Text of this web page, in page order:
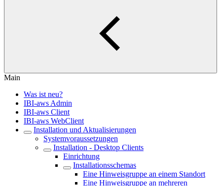
Main
Was ist neu?
IBI-aws Admin
IBI-aws Client
IBI-aws WebClient
Installation und Aktualisierungen
Systemvoraussetzungen
Installation - Desktop Clients
Einrichtung
Installationsschemas
Eine Hinweisgruppe an einem Standort
Eine Hinweisgruppe an mehreren